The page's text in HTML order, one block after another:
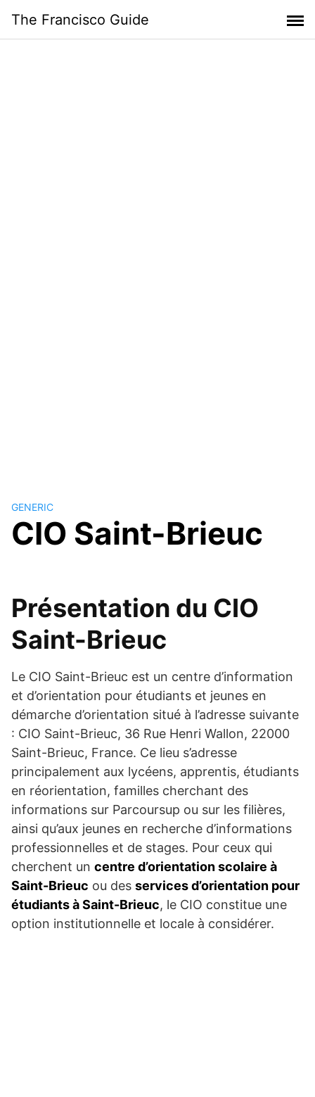
content
The Francisco Guide
GENERIC
CIO Saint-Brieuc
Présentation du CIO
Saint-Brieuc
Le CIO Saint-Brieuc est un centre d’information
et d’orientation pour étudiants et jeunes en
démarche d’orientation situé à l’adresse suivante
: CIO Saint-Brieuc, 36 Rue Henri Wallon, 22000
Saint-Brieuc, France. Ce lieu s’adresse
principalement aux lycéens, apprentis, étudiants
en réorientation, familles cherchant des
informations sur Parcoursup ou sur les filières,
ainsi qu’aux jeunes en recherche d’informations
professionnelles et de stages. Pour ceux qui
cherchent un centre d’orientation scolaire à
Saint-Brieuc ou des services d’orientation pour
étudiants à Saint-Brieuc, le CIO constitue une
option institutionnelle et locale à considérer.